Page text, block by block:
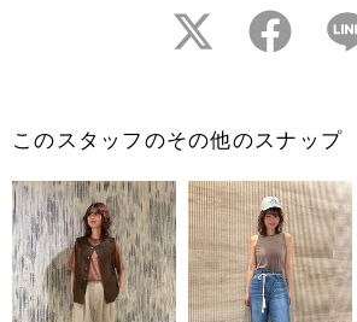
twitter facebook
このスタッフのその他のスナップ